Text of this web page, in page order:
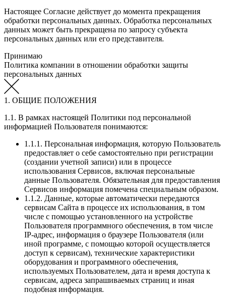
Настоящее Согласие действует до момента прекращения
обработки персональных данных. Обработка персональных
данных может быть прекращена по запросу субъекта
персональных данных или его представителя.
Принимаю
Политика компании в отношении обработки защиты
персональных данных
1. ОБЩИЕ ПОЛОЖЕНИЯ
1.1. В рамках настоящей Политики под персональной
информацией Пользователя понимаются:
1.1.1. Персональная информация, которую Пользователь
предоставляет о себе самостоятельно при регистрации
(создании учетной записи) или в процессе
использования Сервисов, включая персональные
данные Пользователя. Обязательная для предоставления
Сервисов информация помечена специальным образом.
1.1.2. Данные, которые автоматически передаются
сервисам Сайта в процессе их использования, в том
числе с помощью установленного на устройстве
Пользователя программного обеспечения, в том числе
IP-адрес, информация о браузере Пользователя (или
иной программе, с помощью которой осуществляется
доступ к сервисам), технические характеристики
оборудования и программного обеспечения,
используемых Пользователем, дата и время доступа к
сервисам, адреса запрашиваемых страниц и иная
подобная информация.